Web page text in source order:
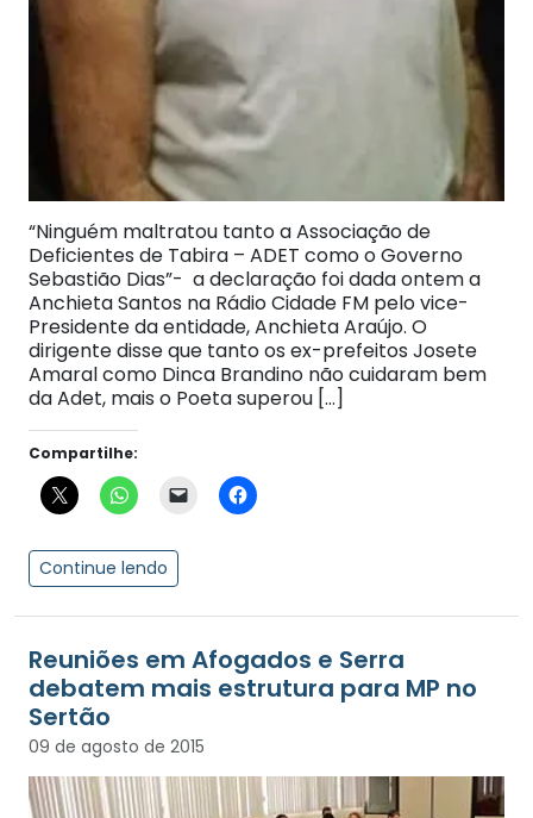
“Ninguém maltratou tanto a Associação de
Deficientes de Tabira – ADET como o Governo
Sebastião Dias”- a declaração foi dada ontem a
Anchieta Santos na Rádio Cidade FM pelo vice-
Presidente da entidade, Anchieta Araújo. O
dirigente disse que tanto os ex-prefeitos Josete
Amaral como Dinca Brandino não cuidaram bem
da Adet, mais o Poeta superou […]
Compartilhe:
Continue lendo
Reuniões em Afogados e Serra
debatem mais estrutura para MP no
Sertão
09 de agosto de 2015